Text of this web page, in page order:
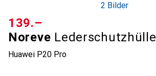
2 Bilder
Noreve Lederschutzhülle
Huawei P20 Pro
CHF
139.–